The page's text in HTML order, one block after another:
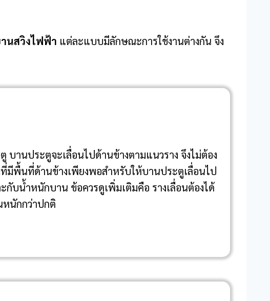
านสวิงไฟฟ้า แต่ละแบบมีลักษณะการใช้งานต่างกัน จึง
านประตูจะเลื่อนไปด้านข้างตามแนวราง จึงไม่ต้อง
ที่มีพื้นที่ด้านข้างเพียงพอสำหรับให้บานประตูเลื่อนไป
กับน้ำหนักบาน ข้อควรดูเพิ่มเติมคือ รางเลื่อนต้องได้
หนักกว่าปกติ